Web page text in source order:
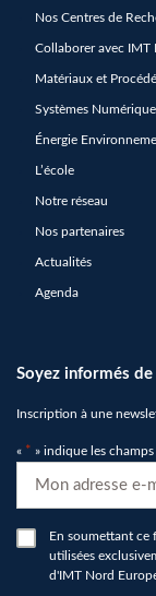
Nos Centres de
Collaborer avec IMT
Matériaux et
Systèmes
Énergie
L’école
Notre réseau
Nos partenaires
Actualités
Agenda
Soyez informés
Inscription à une
« * » indique les champs
*
RGPDEn soumettant ce
utilisées
d'IMT Nord